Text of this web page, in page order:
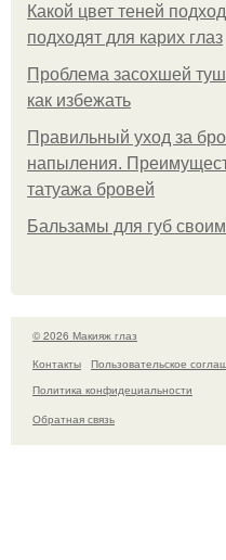
Какой цвет теней
подходят для карих глаз
Проблема засохшей
как избежать
Правильный уход за
напыления.
татуажа бровей
Бальзамы для губ
© 2026 Макияж глаз
Контакты
Пользовательское
Политика конфидециальности
Обратная связь